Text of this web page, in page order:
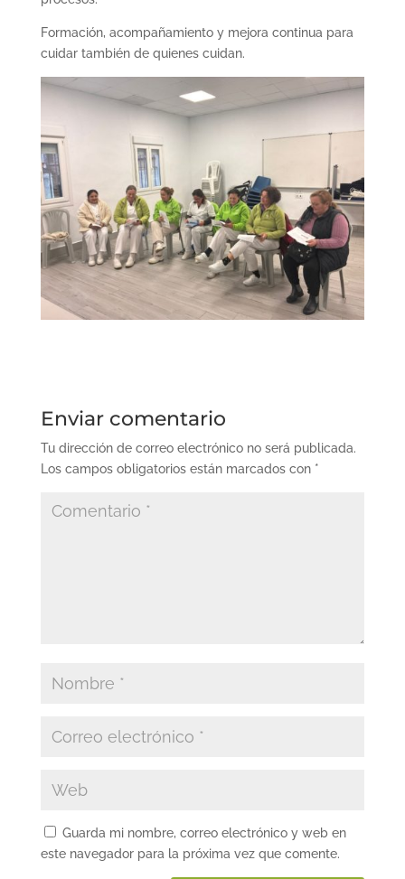
Formación, acompañamiento y mejora continua para
cuidar también de quienes cuidan.
Enviar comentario
Tu dirección de correo electrónico no será publicada.
Los campos obligatorios están marcados con *
Guarda mi nombre, correo electrónico y web en
este navegador para la próxima vez que comente.